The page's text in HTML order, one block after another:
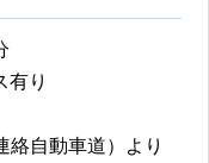
有り
絡自動車道）より